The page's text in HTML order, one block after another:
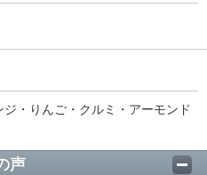
・りんご・クルミ・アーモンド
声